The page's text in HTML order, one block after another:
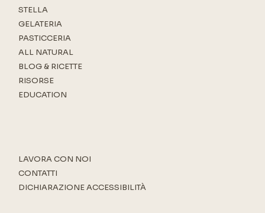
STELLA
GELATERIA
PASTICCERIA
ALL NATURAL
BLOG & RICETTE
RISORSE
EDUCATION
LAVORA CON NOI
CONTATTI
DICHIARAZIONE ACCESSIBILITÀ